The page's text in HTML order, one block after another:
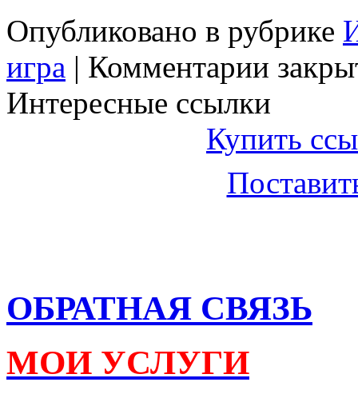
Опубликовано в рубрике
игра | Комментарии
Интересные ссылки
Купить
ОБРАТНАЯ СВЯЗЬ
МОИ УСЛУГИ